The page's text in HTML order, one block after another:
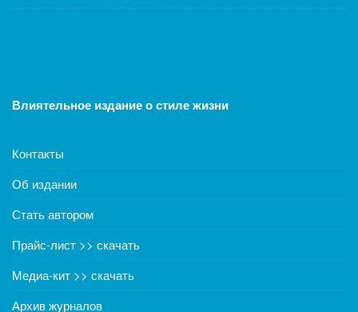
Влиятельное издание о стиле жизни
Контакты
Об издании
Стать автором
Прайс-лист >> скачать
Медиа-кит >> скачать
Архив журналов